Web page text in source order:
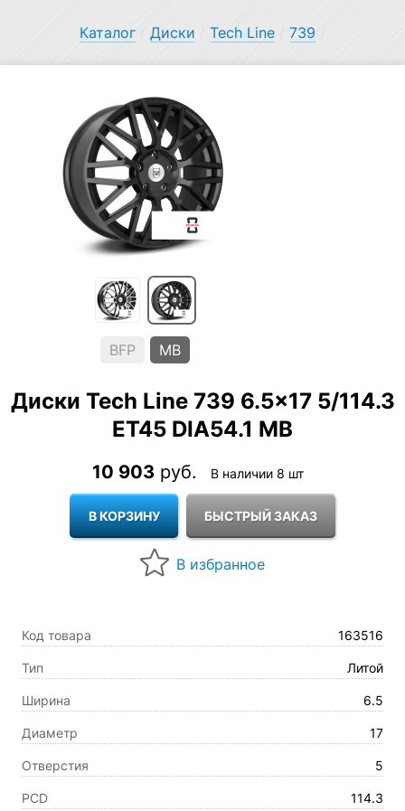
Каталог Диски Tech Line 739
BFP MB
Диски Tech Line 739 6.5×17 5/114.3
ET45 DIA54.1 MB
10 903 руб. В наличии 8 шт
Код товара 163516
Тип Литой
Ширина 6.5
Диаметр 17
Отверстия 5
PCD 114.3